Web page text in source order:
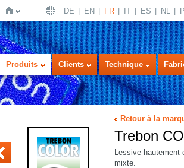
Page
DE EN FR IT ES NL
Produits Clients Technique
Retour à la
Trebon
Lessive hautement
mixte.